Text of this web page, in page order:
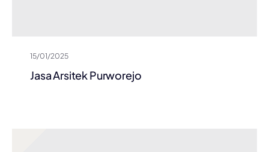
15/01/2025
Jasa Arsitek Purworejo